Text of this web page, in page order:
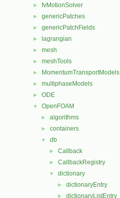
► fvMotionSolver
► genericPatches
► genericPatchFields
► lagrangian
► mesh
► meshTools
► MomentumTransportModels
► multiphaseModels
► ODE
▼ OpenFOAM
► algorithms
► containers
▼ db
► Callback
► CallbackRegistry
▼ dictionary
► dictionaryEntry
► dictionaryListEntry